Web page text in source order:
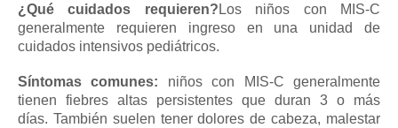
¿Qué cuidados requieren? Los niños con MIS-C
generalmente requieren ingreso en una unidad de
cuidados intensivos pediátricos.
Síntomas comunes: niños con MIS-C generalmente
tienen fiebres altas persistentes que duran 3 o más
días. También suelen tener dolores de cabeza, malestar